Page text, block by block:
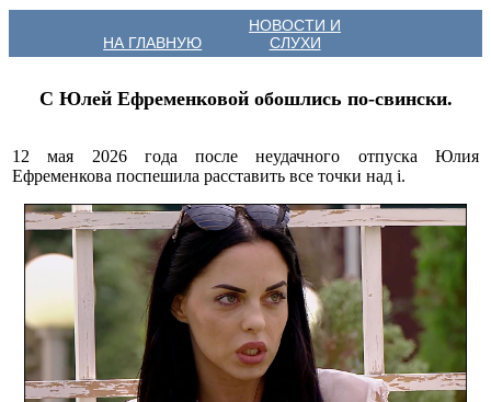
НА ГЛАВНУЮ
НОВОСТИ И
СЛУХИ
С Юлей Ефременковой обошлись по-свински.
12 мая 2026 года после неудачного отпуска Юлия
Ефременкова поспешила расставить все точки над i.